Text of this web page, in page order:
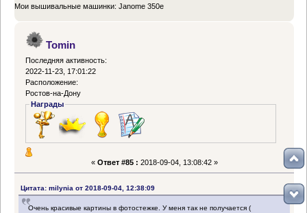
Мои вышивальные машинки: Janome 350e
Tomin
Последняя активность:
2022-11-23, 17:01:22
Расположение:
Ростов-на-Дону
Награды
« Ответ #85 : 2018-09-04, 13:08:42 »
Цитата: milynia от 2018-09-04, 12:38:09
Очень красивые картины в фотостежке. У меня так не получается (